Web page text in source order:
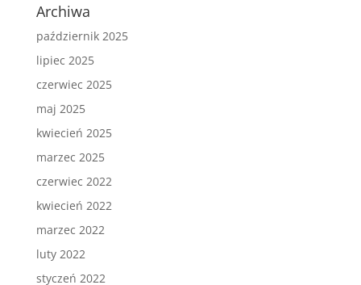
Archiwa
październik 2025
lipiec 2025
czerwiec 2025
maj 2025
kwiecień 2025
marzec 2025
czerwiec 2022
kwiecień 2022
marzec 2022
luty 2022
styczeń 2022